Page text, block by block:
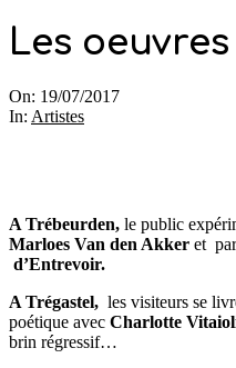
Les
On: 19/07/2017
In: Artistes
A Trébeurden, le public
Marloes Van den Akker et
d’Entrevoir.
A Trégastel, les visiteurs se
poétique avec Charlotte
brin régressif…